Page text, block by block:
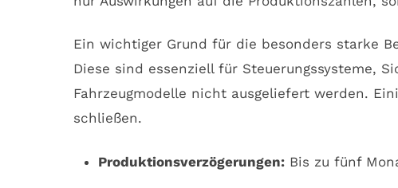
Ein wichtiger Grund für die besonders starke
Diese sind essenziell für Steuerungssysteme,
Fahrzeugmodelle nicht ausgeliefert werden.
schließen.
Produktionsverzögerungen:Bis zu fünf